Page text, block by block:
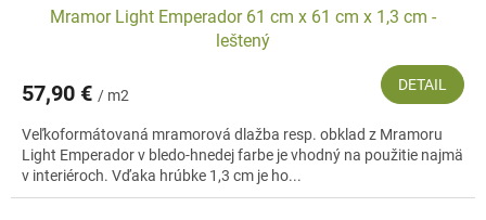
Mramor Light Emperador 61 cm x 61 cm x 1,3 cm -
leštený
57,90 € / m2
DETAIL
Veľkoformátovaná mramorová dlažba resp. obklad z Mramoru
Light Emperador v bledo-hnedej farbe je vhodný na použitie najmä
v interiéroch. Vďaka hrúbke 1,3 cm je ho...